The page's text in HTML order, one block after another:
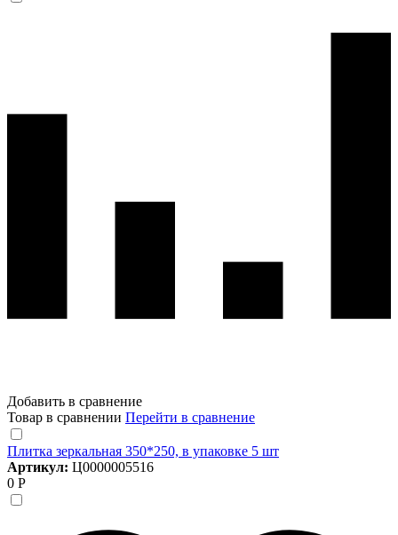
Добавить в сравнение
Товар в сравнении Перейти в сравнение
Плитка зеркальная 350*250, в упаковке 5 шт
Артикул: Ц0000005516
0 Р